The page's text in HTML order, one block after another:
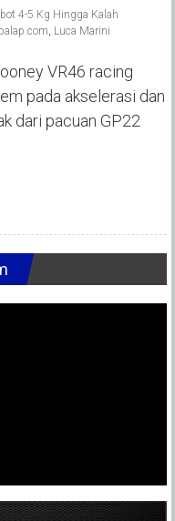
4-5 Kg Hingga Kalah
Luca Marini
VR46 racing
pada akselerasi dan
dari pacuan GP22